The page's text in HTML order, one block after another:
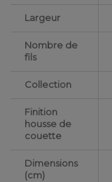
Largeur
Nombre de
fils
Collection
Finition
housse de
couette
Dimensions
(cm)